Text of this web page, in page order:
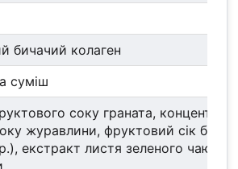
бичачий колаген
суміш
соку граната, концентрат
журавлини, фруктовий сік
екстракт листя зеленого чаю,